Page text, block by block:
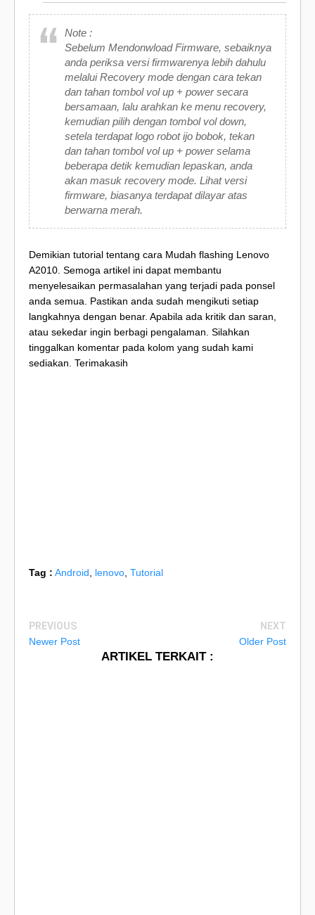
Note :
Sebelum Mendonwload Firmware, sebaiknya
anda periksa versi firmwarenya lebih dahulu
melalui Recovery mode dengan cara tekan
dan tahan tombol vol up + power secara
bersamaan, lalu arahkan ke menu recovery,
kemudian pilih dengan tombol vol down,
setela terdapat logo robot ijo bobok, tekan
dan tahan tombol vol up + power selama
beberapa detik kemudian lepaskan, anda
akan masuk recovery mode. Lihat versi
firmware, biasanya terdapat dilayar atas
berwarna merah.
Demikian tutorial tentang cara Mudah flashing Lenovo
A2010. Semoga artikel ini dapat membantu
menyelesaikan permasalahan yang terjadi pada ponsel
anda semua. Pastikan anda sudah mengikuti setiap
langkahnya dengan benar. Apabila ada kritik dan saran,
atau sekedar ingin berbagi pengalaman. Silahkan
tinggalkan komentar pada kolom yang sudah kami
sediakan. Terimakasih
Tag : Android lenovo Tutorial
PREVIOUS
Newer Post
NEXT
Older Post
ARTIKEL TERKAIT :